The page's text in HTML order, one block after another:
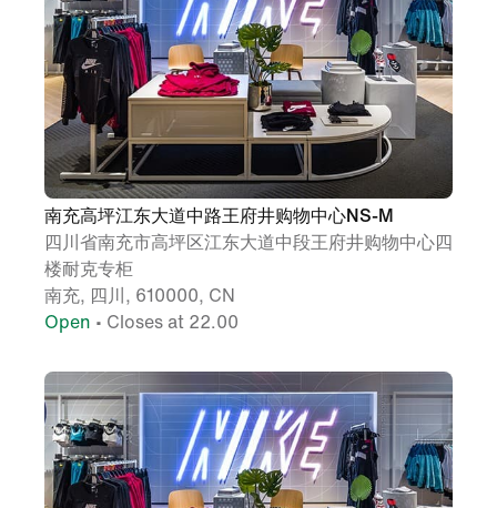
南充高坪江东大道中路王府井购物中心NS-M
四川省南充市高坪区江东大道中段王府井购物中心四
楼耐克专柜
南充, 四川, 610000, CN
Open • Closes at 22.00